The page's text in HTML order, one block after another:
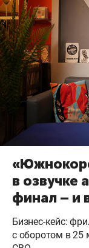
в озвучке
финал – и
Бизнес-кейс:
с оборотом в 25